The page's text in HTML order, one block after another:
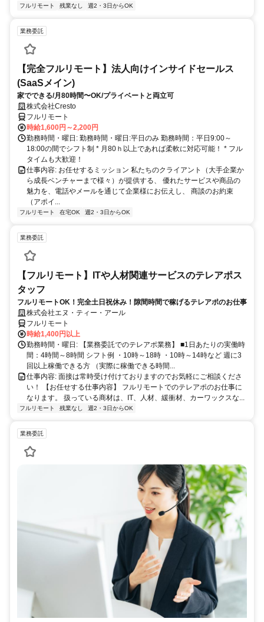
フルリモート 残業なし 週2・3日からOK
業務委託
【完全フルリモート】法人向けインサイドセールス
(SaaSメイン)
家でできる/月80時間〜OK/プライベートと両立可
株式会社Cresto
フルリモート
時給1,600円～2,200円
勤務時間・曜日: 勤務時間・曜日:平日のみ 勤務時間：平日9:00～
18:00の間でシフト制 * ​月80ｈ以上であれば柔軟に対応可能！ * フル
タイムも大歓迎！
仕事内容: お任せするミッション 私たちのクライアント（大手企業か
ら成長ベンチャーまで様々）が提供する、 優れたサービスや商品の
魅力を、電話やメールを通じて企業様にお伝えし、 商談のお約束
（アポイ...
フルリモート 在宅OK 週2・3日からOK
業務委託
【フルリモート】ITや人材関連サービスのテレアポス
タッフ
フルリモートOK！完全土日祝休み！隙間時間で稼げるテレアポのお仕事
株式会社エヌ・ティー・アール
フルリモート
時給1,400円以上
勤務時間・曜日: 【業務委託でのテレアポ業務】 ■1日あたりの実働時
間：4時間～8時間 シフト例 ・10時～18時 ・10時～14時など 週に3
回以上稼働できる方 （実際に稼働できる時間...
仕事内容: 面接は常時受け付けておりますのでお気軽にご相談くださ
い！ 【お任せする仕事内容】 フルリモートでのテレアポのお仕事に
なります。 扱っている商材は、IT、人材、緩衝材、カーワックスな...
フルリモート 残業なし 週2・3日からOK
業務委託